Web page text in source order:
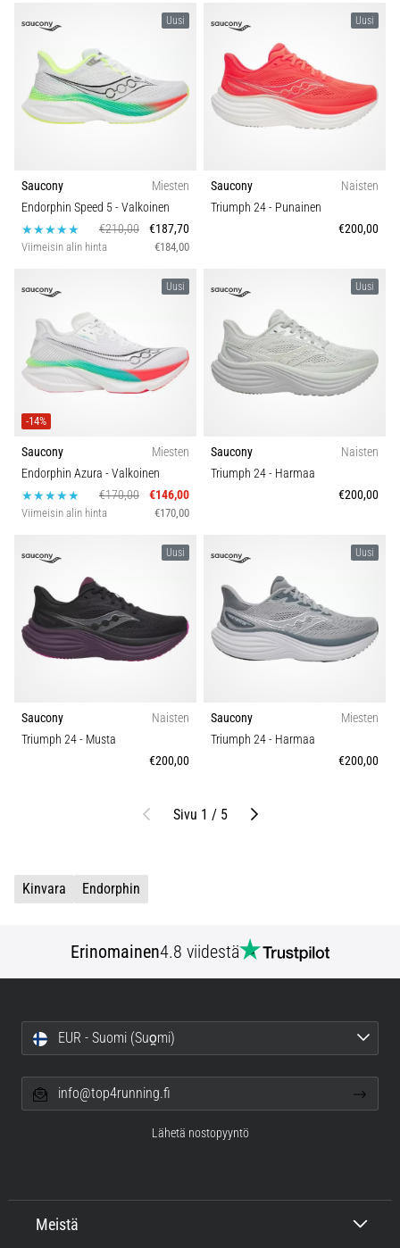
Uusi
Saucony
Miesten
Endorphin Speed 5- Valkoinen
€210,00
€187,70
Viimeisin alin hinta €184,00
Uusi
Saucony
Naisten
Triumph 24- Punainen
€200,00
Uusi
-14%
Saucony
Miesten
Endorphin Azura - Valkoinen
€170,00
€146,00
Viimeisin alin hinta €170,00
Uusi
Saucony
Naisten
Triumph 24- Harmaa
€200,00
Uusi
Saucony
Naisten
Triumph 24- Musta
€200,00
Uusi
Saucony
Miesten
Triumph 24- Harmaa
€200,00
EdellinenSivu 1 / 5 Seuraava
Kinvara Endorphin
Erinomainen4.8 viidestä
Meistä
EUR - Suomi (Suo̯mi)
info@top4running.fi
Lähetä nostopyyntö